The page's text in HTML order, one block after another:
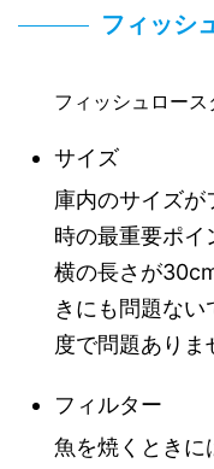
フィッシ
フィッシュロー
サイズ
庫内のサイズが
時の最重要ポイ
横の長さが
きにも問題な
度で問題ありま
フィルター
魚を焼くときに